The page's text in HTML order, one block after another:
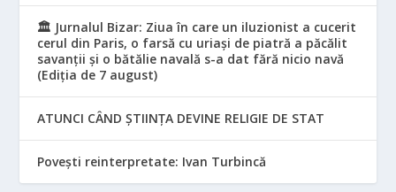
🏛️ Jurnalul Bizar: Ziua în care un iluzionist a cucerit
cerul din Paris, o farsă cu uriași de piatră a păcălit
savanții și o bătălie navală s-a dat fără nicio navă
(Ediția de 7 august)
ATUNCI CÂND ȘTIINȚA DEVINE RELIGIE DE STAT
Povești reinterpretate: Ivan Turbincă